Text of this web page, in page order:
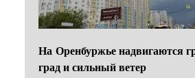
На Оренбуржье надвигаются
град и сильный ветер